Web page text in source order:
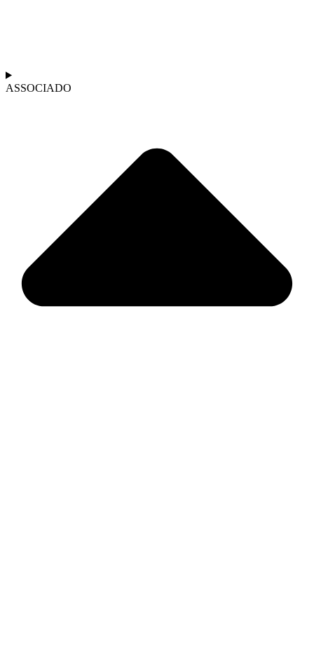
ASSOCIADO